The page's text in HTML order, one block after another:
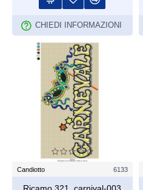
CHIEDI INFORMAZIONI
Candiotto 6133